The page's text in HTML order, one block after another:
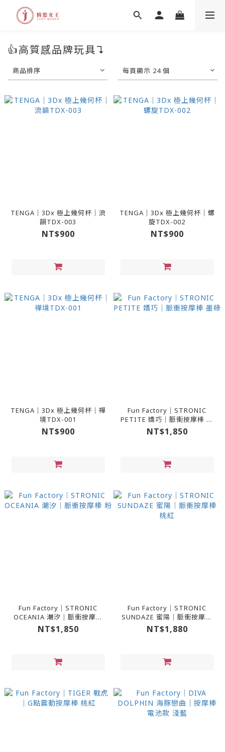
👍高質感品牌玩具↴
商品排序 每頁顯示 24 個
TENGA｜3Dx 極上幾何杯｜流
韻TDX-003
NT$900
TENGA｜3Dx 極上幾何杯｜螺
旋TDX-002
NT$900
TENGA｜3Dx 極上幾何杯｜禪
境TDX-001
NT$900
Fun Factory｜STRONIC
PETITE 嬌巧｜脈衝按摩棒 墨
綠
NT$1,850
Fun Factory｜STRONIC
OCEANIA 潮汐｜脈衝按摩棒
粉
NT$1,850
Fun Factory｜STRONIC
SUNDAZE 蜜陽｜脈衝按摩棒
桃紅
NT$1,880